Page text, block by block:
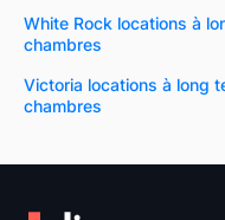
White Rock locations à
chambres
Victoria locations à long
chambres